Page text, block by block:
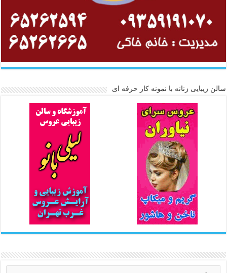
سالن زیبایی زنانه با نمونه کار حرفه ای